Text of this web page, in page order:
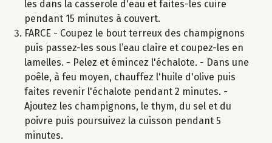
les dans la casserole d'eau et faites-les cuire
pendant 15 minutes à couvert.
FARCE - Coupez le bout terreux des champignons
puis passez-les sous l’eau claire et coupez-les en
lamelles. - Pelez et émincez l'échalote. - Dans une
poêle, à feu moyen, chauffez l'huile d'olive puis
faites revenir l'échalote pendant 2 minutes. -
Ajoutez les champignons, le thym, du sel et du
poivre puis poursuivez la cuisson pendant 5
minutes.